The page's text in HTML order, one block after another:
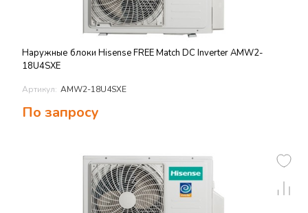
Наружные блоки Hisense FREE Match DC Inverter AMW2-
18U4SXE
Артикул: AMW2-18U4SXE
По запросу